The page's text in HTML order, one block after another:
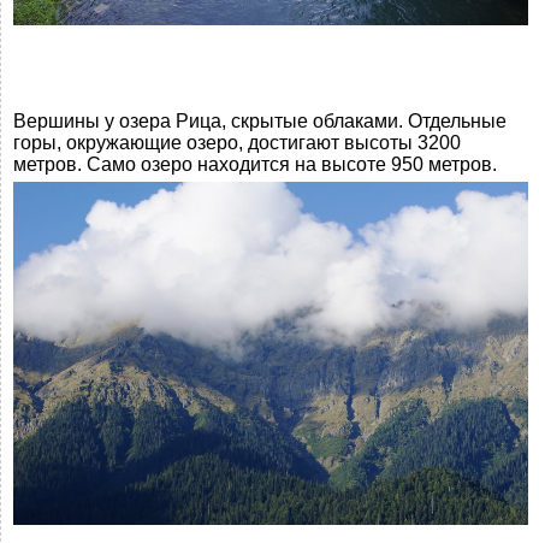
Вершины у озера Рица, скрытые облаками. Отдельные
горы, окружающие озеро, достигают высоты 3200
метров. Само озеро находится на высоте 950 метров.